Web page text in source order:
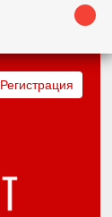
Регистрация